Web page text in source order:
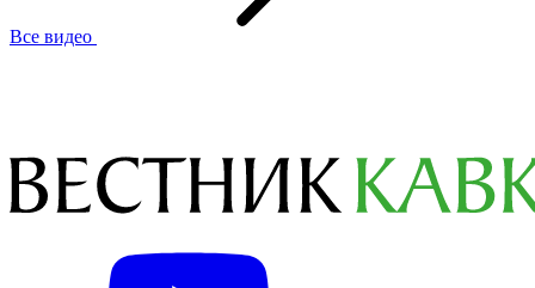
Все видео